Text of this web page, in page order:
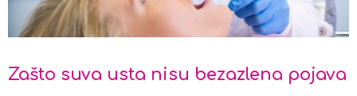
Zašto suva usta nisu bezazlena pojava